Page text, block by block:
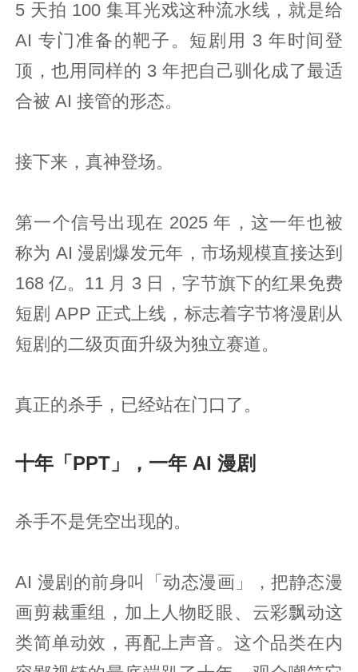
5 天拍 100 集耳光戏这种流水线，就是给
AI 专门准备的靶子。短剧用 3 年时间登
顶，也用同样的 3 年把自己驯化成了最适
合被 AI 接管的形态。
接下来，真神登场。
第一个信号出现在 2025 年，这一年也被
称为 AI 漫剧爆发元年，市场规模直接达到
168 亿。11 月 3 日，字节旗下的红果免费
短剧 APP 正式上线，标志着字节将漫剧从
短剧的二级页面升级为独立赛道。
真正的杀手，已经站在门口了。
十年「PPT」，一年 AI 漫剧
杀手不是凭空出现的。
AI 漫剧的前身叫「动态漫画」，把静态漫
画剪裁重组，加上人物眨眼、云彩飘动这
类简单动效，再配上声音。这个品类在内